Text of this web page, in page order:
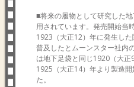
■将来の履物として研究した
用されています。発売開始当
1923（大正12）年に発生し
普及したとムーンスター社内
は地下足袋と同じ1920（大
1925（大正14）年より製造
た。